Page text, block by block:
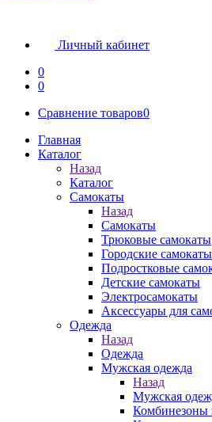
Личный кабинет
0
0
Сравнение товаров0
Главная
Каталог
Назад
Каталог
Самокаты
Назад
Самокаты
Трюковые самокаты
Городские самокаты
Подростковые
Детские самокаты
Электросамокаты
Аксессуары для
Одежда
Назад
Одежда
Мужская одежда
Назад
Мужская
Комбинезоны